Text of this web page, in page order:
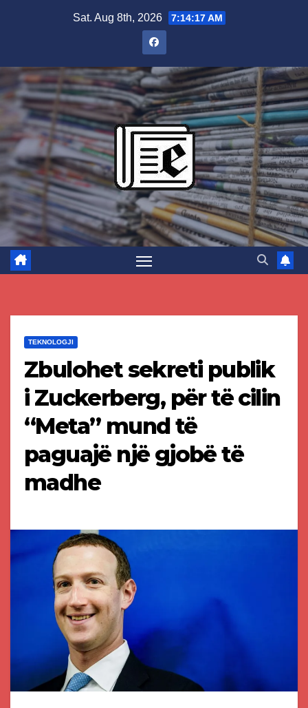
Sat. Aug 8th, 2026 7:14:18 AM
TEKNOLOGJI
Zbulohet sekreti publik
i Zuckerberg, për të cilin
“Meta” mund të
paguajë një gjobë të
madhe